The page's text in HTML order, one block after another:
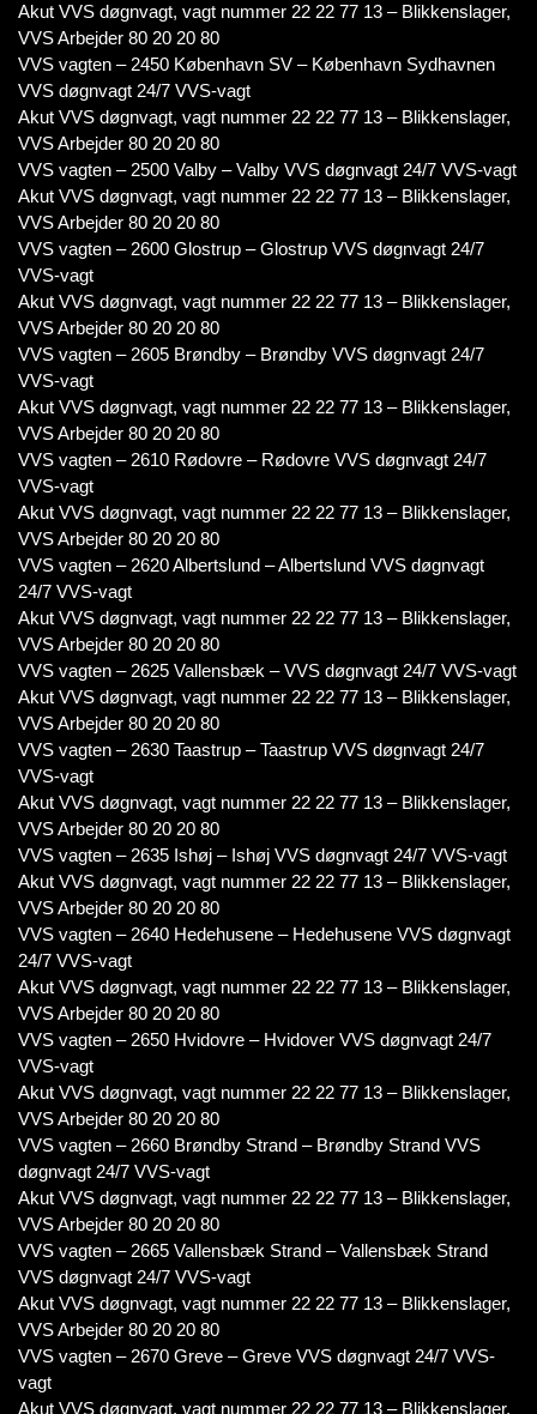
Akut VVS døgnvagt, vagt nummer 22 22 77 13 – Blikkenslager,
VVS Arbejder 80 20 20 80
VVS vagten – 2450 København SV – København Sydhavnen
VVS døgnvagt 24/7 VVS-vagt
Akut VVS døgnvagt, vagt nummer 22 22 77 13 – Blikkenslager,
VVS Arbejder 80 20 20 80
VVS vagten – 2500 Valby – Valby VVS døgnvagt 24/7 VVS-vagt
Akut VVS døgnvagt, vagt nummer 22 22 77 13 – Blikkenslager,
VVS Arbejder 80 20 20 80
VVS vagten – 2600 Glostrup – Glostrup VVS døgnvagt 24/7
VVS-vagt
Akut VVS døgnvagt, vagt nummer 22 22 77 13 – Blikkenslager,
VVS Arbejder 80 20 20 80
VVS vagten – 2605 Brøndby – Brøndby VVS døgnvagt 24/7
VVS-vagt
Akut VVS døgnvagt, vagt nummer 22 22 77 13 – Blikkenslager,
VVS Arbejder 80 20 20 80
VVS vagten – 2610 Rødovre – Rødovre VVS døgnvagt 24/7
VVS-vagt
Akut VVS døgnvagt, vagt nummer 22 22 77 13 – Blikkenslager,
VVS Arbejder 80 20 20 80
VVS vagten – 2620 Albertslund – Albertslund VVS døgnvagt
24/7 VVS-vagt
Akut VVS døgnvagt, vagt nummer 22 22 77 13 – Blikkenslager,
VVS Arbejder 80 20 20 80
VVS vagten – 2625 Vallensbæk – VVS døgnvagt 24/7 VVS-vagt
Akut VVS døgnvagt, vagt nummer 22 22 77 13 – Blikkenslager,
VVS Arbejder 80 20 20 80
VVS vagten – 2630 Taastrup – Taastrup VVS døgnvagt 24/7
VVS-vagt
Akut VVS døgnvagt, vagt nummer 22 22 77 13 – Blikkenslager,
VVS Arbejder 80 20 20 80
VVS vagten – 2635 Ishøj – Ishøj VVS døgnvagt 24/7 VVS-vagt
Akut VVS døgnvagt, vagt nummer 22 22 77 13 – Blikkenslager,
VVS Arbejder 80 20 20 80
VVS vagten – 2640 Hedehusene – Hedehusene VVS døgnvagt
24/7 VVS-vagt
Akut VVS døgnvagt, vagt nummer 22 22 77 13 – Blikkenslager,
VVS Arbejder 80 20 20 80
VVS vagten – 2650 Hvidovre – Hvidover VVS døgnvagt 24/7
VVS-vagt
Akut VVS døgnvagt, vagt nummer 22 22 77 13 – Blikkenslager,
VVS Arbejder 80 20 20 80
VVS vagten – 2660 Brøndby Strand – Brøndby Strand VVS
døgnvagt 24/7 VVS-vagt
Akut VVS døgnvagt, vagt nummer 22 22 77 13 – Blikkenslager,
VVS Arbejder 80 20 20 80
VVS vagten – 2665 Vallensbæk Strand – Vallensbæk Strand
VVS døgnvagt 24/7 VVS-vagt
Akut VVS døgnvagt, vagt nummer 22 22 77 13 – Blikkenslager,
VVS Arbejder 80 20 20 80
VVS vagten – 2670 Greve – Greve VVS døgnvagt 24/7 VVS-
vagt
Akut VVS døgnvagt, vagt nummer 22 22 77 13 – Blikkenslager,